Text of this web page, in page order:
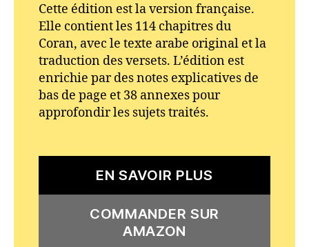
Cette édition est la version française.
Elle contient les 114 chapitres du
Coran, avec le texte arabe original et la
traduction des versets. L’édition est
enrichie par des notes explicatives de
bas de page et 38 annexes pour
approfondir les sujets traités.
EN SAVOIR PLUS
COMMANDER SUR
AMAZON